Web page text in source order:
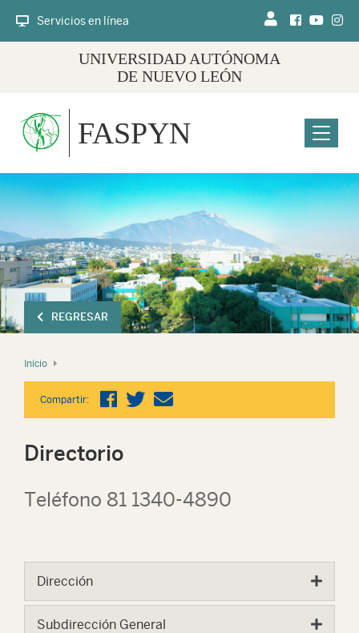
Servicios en línea
UNIVERSIDAD AUTÓNOMA
DE NUEVO LEÓN
Menu
FASPYN
REGRESAR
Inicio
Compartir:
Directorio
Teléfono 81 1340-4890
Dirección
Subdirección General